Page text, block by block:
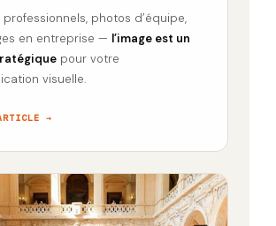
professionnels, photos d’équipe,
en entreprise — l’image est un
pour votre
visuelle.
→